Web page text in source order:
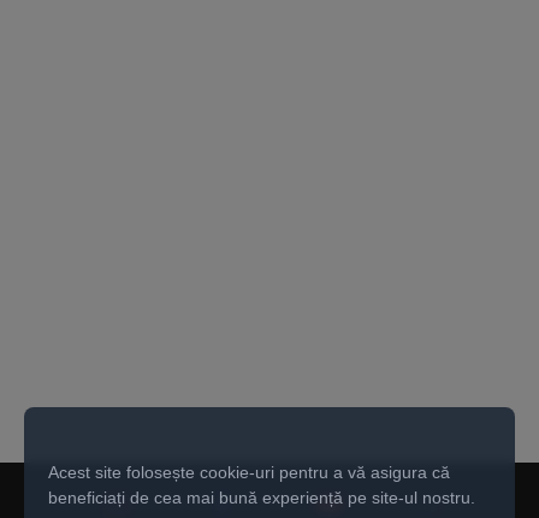
Acest site folosește cookie-uri pentru a vă asigura că
beneficiați de cea mai bună experiență pe site-ul nostru.